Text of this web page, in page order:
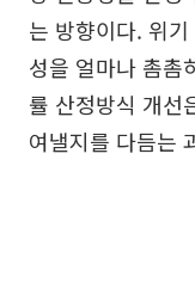
는 방향이다. 위
성을 얼마나 촘촘
률 산정방식 개선
여낼지를 다듬는